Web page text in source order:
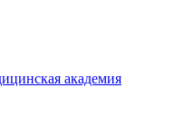
академия